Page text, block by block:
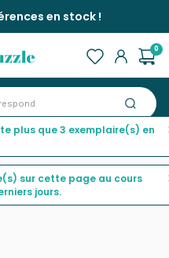
en stock !
0
Paradis
plus que 3 exemplaire(s) en
sur cette page au cours
jours.